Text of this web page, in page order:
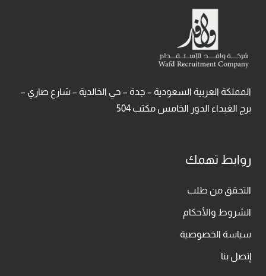
المملكة العربية السعودية – جدة – حي الخالدية – شارع صاري –
برج الغيداء الدور الخامس مكتب 504
روابط تهمك
التحقق من طلب
الشروط والأحكام
سياسة الخصوصية
إتصل بنا